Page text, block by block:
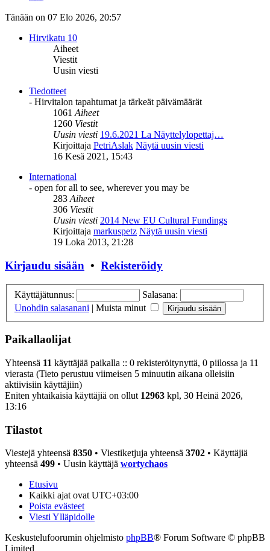
Tänään on 07 Elo 2026, 20:57
Hirvikatu 10
Aiheet
Viestit
Uusin viesti
Tiedotteet
- Hirvitalon tapahtumat ja tärkeät päivämäärät
1061Aiheet
1260 Viestit
Uusin viesti 19.6.2021 La Näyttelylopettaj…
Kirjoittaja PetriAslak Näytä uusin viesti
16 Kesä 2021, 15:43
International
- open for all to see, wherever you may be
283Aiheet
306 Viestit
Uusin viesti 2014 New EU Cultural Fundings
Kirjoittaja markuspetz Näytä uusin viesti
19 Loka 2013, 21:28
Kirjaudu sisään • Rekisteröidy
Käyttäjätunnus:
Salasana:
Unohdin salasanani | Muista minut
Paikallaolijat
Yhteensä 11 käyttäjää paikalla :: 0 rekisteröitynyttä, 0 piilossa ja 11
vierasta (Tieto perustuu viimeisen 5 minuutin aikana olleisiin
aktiivisiin käyttäjiin)
Eniten yhtaikaisia käyttäjiä on ollut 12963 kpl, 30 Heinä 2026,
13:16
Tilastot
Viestejä yhteensä 8350 • Viestiketjuja yhteensä 3702 • Käyttäjiä
yhteensä 499 • Uusin käyttäjä wortychaos
Etusivu
Kaikki ajat ovat UTC+03:00
Poista evästeet
Viesti Ylläpidolle
Keskustelufoorumin ohjelmisto phpBB® Forum Software © phpBB
Limited